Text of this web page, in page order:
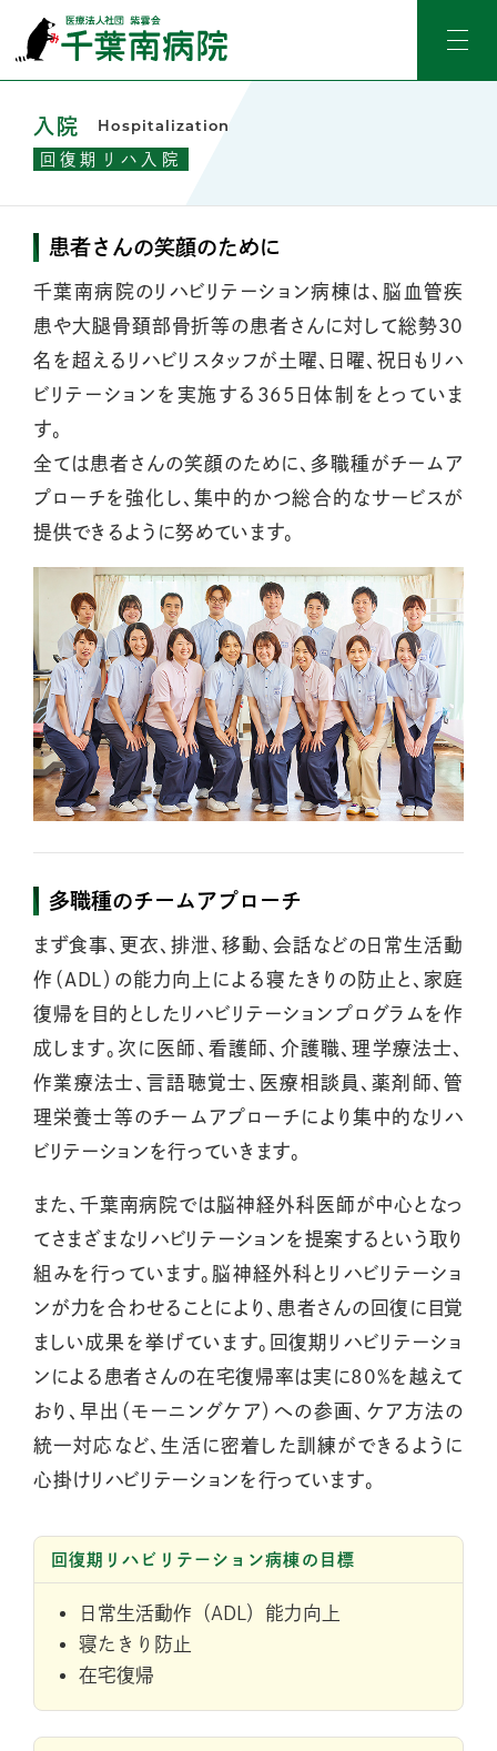
入院 Hospitalization
回復期リハ入院
患者さんの笑顔のために
千葉南病院のリハビリテーション病棟は、脳血管疾
患や大腿骨頚部骨折等の患者さんに対して総勢30
名を超えるリハビリスタッフが土曜、日曜、祝日もリハ
ビリテーションを実施する365日体制をとっていま
す。
全ては患者さんの笑顔のために、多職種がチームア
プローチを強化し、集中的かつ総合的なサービスが
提供できるように努めています。
多職種のチームアプローチ
まず食事、更衣、排泄、移動、会話などの日常生活動
作（ADL）の能力向上による寝たきりの防止と、家庭
復帰を目的としたリハビリテーションプログラムを作
成します。次に医師、看護師、介護職、理学療法士、
作業療法士、言語聴覚士、医療相談員、薬剤師、管
理栄養士等のチームアプローチにより集中的なリハ
ビリテーションを行っていきます。
また、千葉南病院では脳神経外科医師が中心となっ
てさまざまなリハビリテーションを提案するという取り
組みを行っています。脳神経外科とリハビリテーショ
ンが力を合わせることにより、患者さんの回復に目覚
ましい成果を挙げています。回復期リハビリテーショ
ンによる患者さんの在宅復帰率は実に80%を越えて
おり、早出（モーニングケア）への参画、ケア方法の
統一対応など、生活に密着した訓練ができるように
心掛けリハビリテーションを行っています。
回復期リハビリテーション病棟の目標
日常生活動作（ADL）能力向上
寝たきり防止
在宅復帰